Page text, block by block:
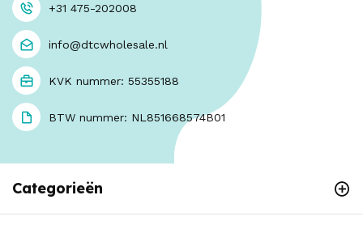
+31 475-202008
info@dtcwholesale.nl
KVK nummer: 55355188
BTW nummer: NL851668574B01
Categorieën